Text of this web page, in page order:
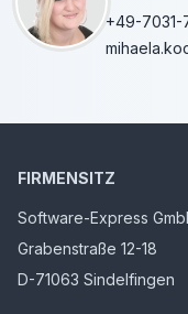
+49-
FIRMENSITZ
Software-Express
Grabenstraße 12-18
D-71063 Sindelfingen